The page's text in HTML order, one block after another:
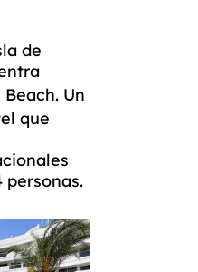
de
Un
que
personas.